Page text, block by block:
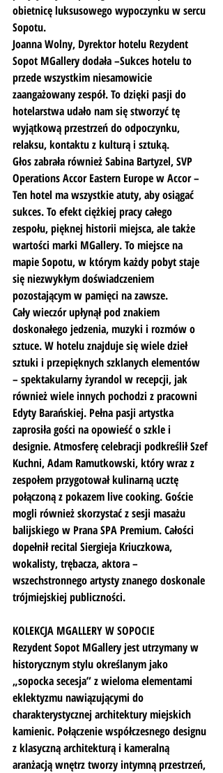
obietnicę luksusowego wypoczynku w sercu
Sopotu.
Joanna Wolny, Dyrektor hotelu Rezydent
Sopot MGallery dodała –Sukces hotelu to
przede wszystkim niesamowicie
zaangażowany zespół. To dzięki pasji do
hotelarstwa udało nam się stworzyć tę
wyjątkową przestrzeń do odpoczynku,
relaksu, kontaktu z kulturą i sztuką.
Głos zabrała również Sabina Bartyzel, SVP
Operations Accor Eastern Europe w Accor –
Ten hotel ma wszystkie atuty, aby osiągać
sukces. To efekt ciężkiej pracy całego
zespołu, pięknej historii miejsca, ale także
wartości marki MGallery. To miejsce na
mapie Sopotu, w którym każdy pobyt staje
się niezwykłym doświadczeniem
pozostającym w pamięci na zawsze.
Cały wieczór upłynął pod znakiem
doskonałego jedzenia, muzyki i rozmów o
sztuce. W hotelu znajduje się wiele dzieł
sztuki i przepięknych szklanych elementów
– spektakularny żyrandol w recepcji, jak
również wiele innych pochodzi z pracowni
Edyty Barańskiej. Pełna pasji artystka
zaprosiła gości na opowieść o szkle i
designie. Atmosferę celebracji podkreślił Szef
Kuchni, Adam Ramutkowski, który wraz z
zespołem przygotował kulinarną ucztę
połączoną z pokazem live cooking. Goście
mogli również skorzystać z sesji masażu
balijskiego w Prana SPA Premium. Całości
dopełnił recital Siergieja Kriuczkowa,
wokalisty, trębacza, aktora –
wszechstronnego artysty znanego doskonale
trójmiejskiej publiczności.
KOLEKCJA MGALLERY W SOPOCIE
Rezydent Sopot MGallery jest utrzymany w
historycznym stylu określanym jako
„sopocka secesja” z wieloma elementami
eklektyzmu nawiązującymi do
charakterystycznej architektury miejskich
kamienic. Połączenie współczesnego designu
z klasyczną architekturą i kameralną
aranżacją wnętrz tworzy intymną przestrzeń,